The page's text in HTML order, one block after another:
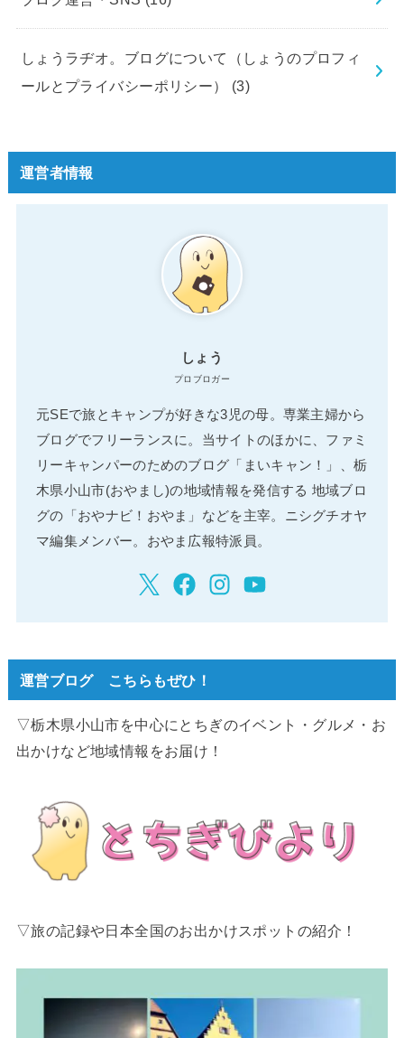
しょうラヂオ。ブログについて（しょうのプロフィ
ールとプライバシーポリシー） (3)
運営者情報
しょう
プロブロガー
元SEで旅とキャンプが好きな3児の母。専業主婦から
ブログでフリーランスに。当サイトのほかに、ファミ
リーキャンパーのためのブログ「まいキャン！」、栃
木県小山市(おやまし)の地域情報を発信する 地域ブロ
グの「おやナビ！おやま」などを主宰。ニシグチオヤ
マ編集メンバー。おやま広報特派員。
運営ブログ こちらもぜひ！
▽栃木県小山市を中心にとちぎのイベント・グルメ・お
出かけなど地域情報をお届け！
▽旅の記録や日本全国のお出かけスポットの紹介！